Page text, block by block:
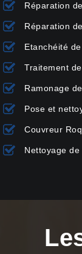
Réparation
Réparation
Etanchéité
Traitement
Ramonage
Pose et
Couvreur
Nettoyage